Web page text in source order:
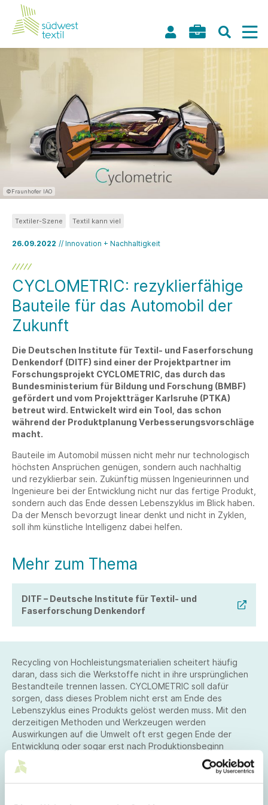
©Fraunhofer IAO
26.09.2022 // Innovation + Nachhaltigkeit
Textiler-Szene Textil kann viel
CYCLOMETRIC: rezyklierfähige
Bauteile für das Automobil der
Zukunft
Die Deutschen Institute für Textil- und Faserforschung
Denkendorf (DITF) sind einer der Projektpartner im
Forschungsprojekt CYCLOMETRIC, das durch das
Bundesministerium für Bildung und Forschung (BMBF)
gefördert und vom Projektträger Karlsruhe (PTKA)
betreut wird. Entwickelt wird ein Tool, das schon
während der Produktplanung Verbesserungsvorschläge
macht.
Bauteile im Automobil müssen nicht mehr nur technologisch
höchsten Ansprüchen genügen, sondern auch nachhaltig
und rezyklierbar sein. Zukünftig müssen Ingenieurinnen und
Ingenieure bei der Entwicklung nicht nur das fertige Produkt,
sondern auch das Ende dessen Lebenszyklus im Blick haben.
Da der Mensch bevorzugt linear denkt und nicht in Zyklen,
soll ihm künstliche Intelligenz dabei helfen.
Mehr zum Thema
DITF – Deutsche Institute für Textil- und
Faserforschung Denkendorf
Recycling von Hochleistungsmaterialien scheitert häufig
daran, dass sich die Werkstoffe nicht in ihre ursprünglichen
Bestandteile trennen lassen. CYCLOMETRIC soll dafür
sorgen, dass dieses Problem nicht erst am Ende des
Lebenszyklus eines Produkts gelöst werden muss. Mit den
derzeitigen Methoden und Werkzeugen werden
Auswirkungen auf die Umwelt oft erst gegen Ende der
Entwicklung oder sogar erst nach Produktionsbeginn
untersucht – obwohl die relevantesten Entscheidungen über
Produkteigenschaften deutlich früher getroffen werden.
Das neue System hilft, während der Entwicklung die